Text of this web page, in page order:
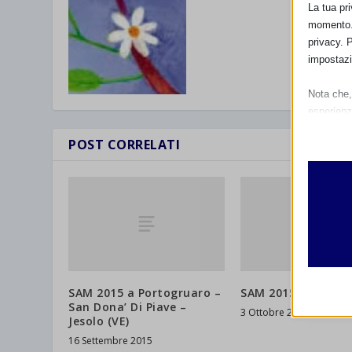
POST CORRELATI
SAM 2015 a Portogruaro –
San Dona’ Di Piave –
Jesolo (VE)
16 Settembre 2015
SAM 2015 a Trieste
3 Ottobre 2015
La tua
privacy.
Nota
I
Altri